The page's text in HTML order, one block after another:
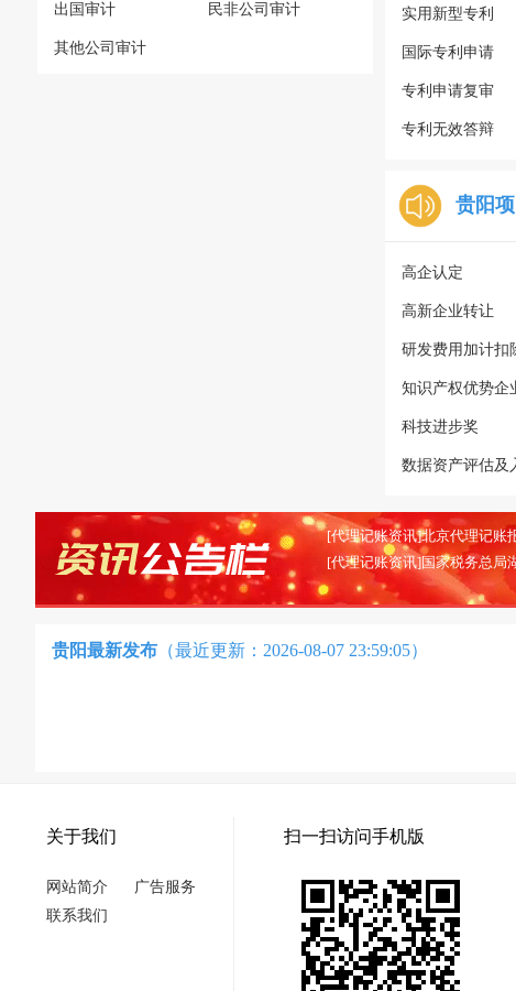
出国审计 民非公司审计
其他公司审计
实用新型专利
国际专利申请
专利申请复审
专利无效答辩
贵阳
高企认定
高新企业转让
研发费用加计扣
知识产权优势企
科技进步奖
数据资产评估及
贵阳最新发布 （最近更新：2026-08-07 23:59:05）
关于我们
网站简介
广告服务
联系我们
扫一扫访问手机版